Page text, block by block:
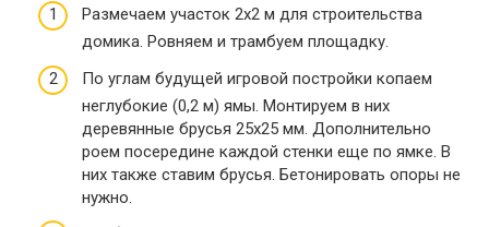
Размечаем участок 2х2 м для строительства
домика. Ровняем и трамбуем площадку.
По углам будущей игровой постройки копаем
неглубокие (0,2 м) ямы. Монтируем в них
деревянные брусья 25х25 мм. Дополнительно
роем посередине каждой стенки еще по ямке. В
них также ставим брусья. Бетонировать опоры не
нужно.